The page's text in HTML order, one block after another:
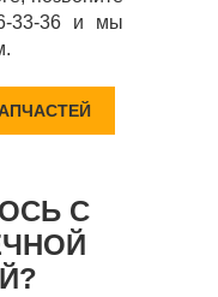
33-36 и мы
С